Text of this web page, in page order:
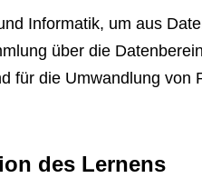
Informatik, um aus
über die
für die Umwandlung von
des Lernens